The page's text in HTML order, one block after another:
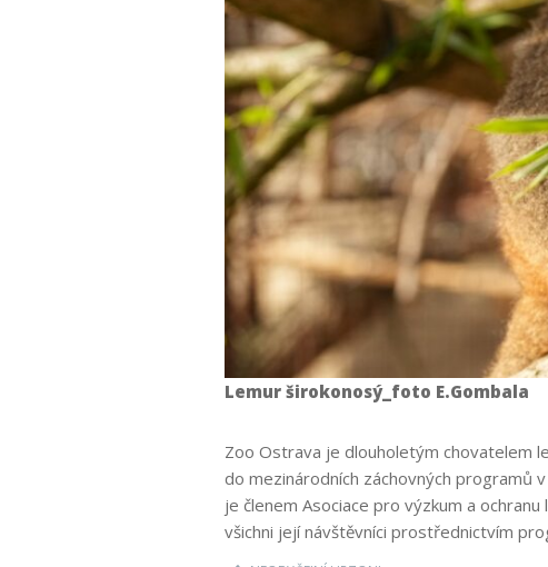
Lemur širokonosý_foto E.Gombala
Zoo Ostrava je dlouholetým chovatelem
do mezinárodních záchovných programů
je členem Asociace pro výzkum a
všichni její návštěvníci prostřednictvím